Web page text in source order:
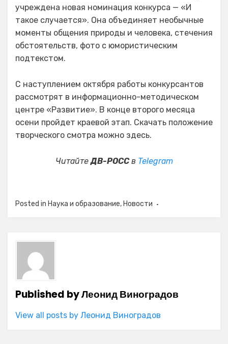
учреждена новая номинация конкурса — «И
такое случается». Она объединяет необычные
моменты общения природы и человека, стечения
обстоятельств, фото с юмористическим
подтекстом.
С наступлением октября работы конкурсантов
рассмотрят в информационно-методическом
центре «Развитие». В конце второго месяца
осени пройдет краевой этап. Скачать положение
творческого смотра можно здесь.
ЧитайтеДВ-РОССв Telegram
Posted in Наука и образование, Новости
Published byЛеонид Виноградов
View all posts by Леонид Виноградов